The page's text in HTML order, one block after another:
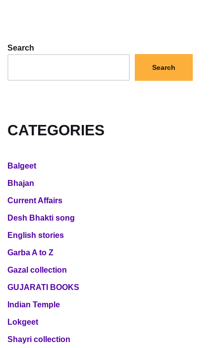
Search
Search
CATEGORIES
Balgeet
Bhajan
Current Affairs
Desh Bhakti song
English stories
Garba A to Z
Gazal collection
GUJARATI BOOKS
Indian Temple
Lokgeet
Shayri collection